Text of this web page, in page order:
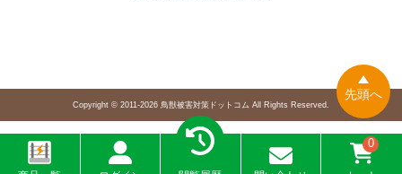
Copyright © 2011-2026 鳥獣被害対策ドットコム All Rights Reserved.
0
先頭へ